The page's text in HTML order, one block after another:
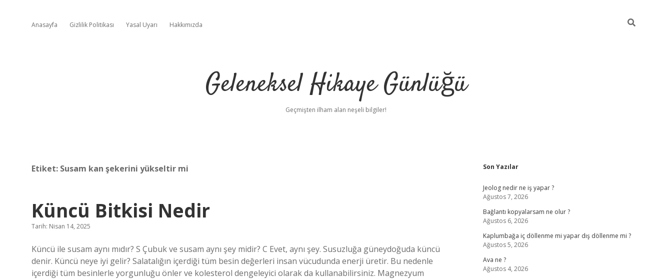
Anasayfa Gizlilik Politikası Yasal Uyarı Hakkımızda
Geleneksel Hikaye Günlüğü
Geçmişten ilham alan neşeli bilgiler!
Etiket: Susam kan şekerini yükseltir mi
Küncü Bitkisi Nedir
Tarih: Nisan 14, 2025
Küncü ile susam aynı mıdır? S Çubuk ve susam aynı şey midir? C Evet, aynı şey. Susuzluğa güneydoğuda küncü
denir. Küncü neye iyi gelir? Salatalığın içerdiği tüm besin değerleri insan vücudunda enerji üretir. Bu nedenle
içerdiği tüm besinlerle yorgunluğu önler ve kolesterol dengeleyici olarak da kullanabilirsiniz. Magnezyum
Sidebar
Son Yazılar
Jeolog nedir ne iş yapar ?
Ağustos 7, 2026
Bağlantı kopyalarsam ne olur ?
Ağustos 6, 2026
Kaplumbağa iç döllenme mi yapar dış döllenme mi ?
Ağustos 5, 2026
Ava ne ?
Ağustos 4, 2026